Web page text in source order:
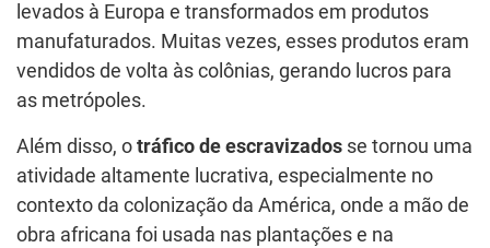
levados à Europa e transformados em produtos
manufaturados. Muitas vezes, esses produtos eram
vendidos de volta às colônias, gerando lucros para
as metrópoles.
Além disso, o tráfico de escravizados se tornou uma
atividade altamente lucrativa, especialmente no
contexto da colonização da América, onde a mão de
obra africana foi usada nas plantações e na